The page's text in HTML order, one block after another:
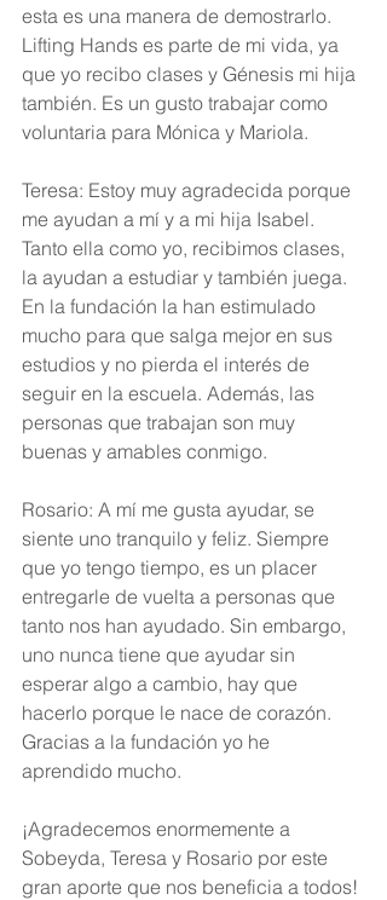
esta es una manera de demostrarlo.
Lifting Hands es parte de mi vida, ya
que yo recibo clases y Génesis mi hija
también. Es un gusto trabajar como
voluntaria para Mónica y Mariola.
Teresa: Estoy muy agradecida porque
me ayudan a mí y a mi hija Isabel.
Tanto ella como yo, recibimos clases,
la ayudan a estudiar y también juega.
En la fundación la han estimulado
mucho para que salga mejor en sus
estudios y no pierda el interés de
seguir en la escuela. Además, las
personas que trabajan son muy
buenas y amables conmigo.
Rosario: A mí me gusta ayudar, se
siente uno tranquilo y feliz. Siempre
que yo tengo tiempo, es un placer
entregarle de vuelta a personas que
tanto nos han ayudado. Sin embargo,
uno nunca tiene que ayudar sin
esperar algo a cambio, hay que
hacerlo porque le nace de corazón.
Gracias a la fundación yo he
aprendido mucho.
¡Agradecemos enormemente a
Sobeyda, Teresa y Rosario por este
gran aporte que nos beneficia a todos!